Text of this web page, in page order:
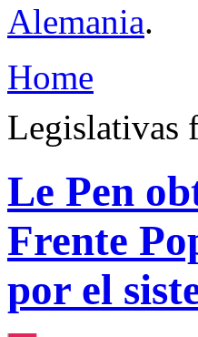
Alemania.
Home
Legislativas
Le Pen
Frente
por el